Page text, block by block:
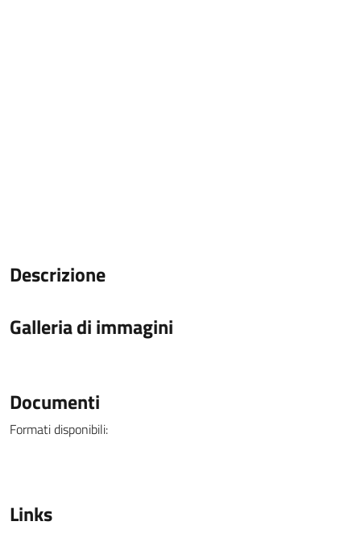
Descrizione
Galleria di immagini
Documenti
Formati disponibili:
Links